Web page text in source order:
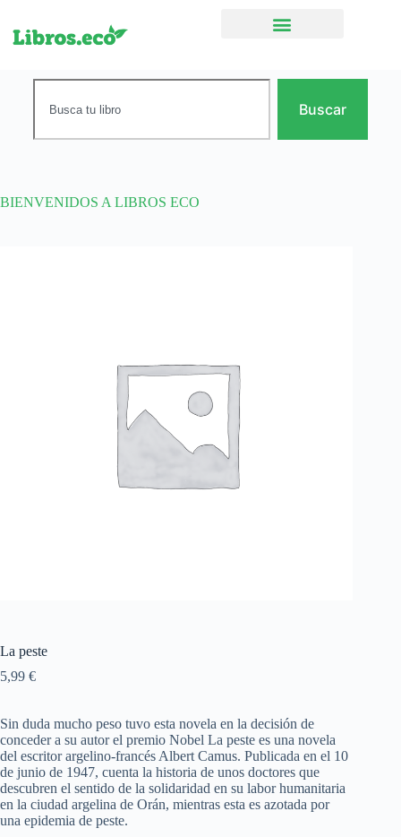
Buscar
BIENVENIDOS A LIBROS ECO
La peste
5,99 €
Sin duda mucho peso tuvo esta novela en la decisión de
conceder a su autor el premio Nobel La peste es una novela
del escritor argelino-francés Albert Camus. Publicada en el 10
de junio de 1947, cuenta la historia de unos doctores que
descubren el sentido de la solidaridad en su labor humanitaria
en la ciudad argelina de Orán, mientras esta es azotada por
una epidemia de peste.